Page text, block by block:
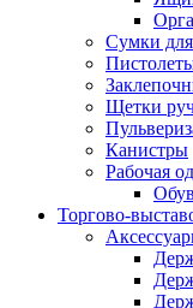
Сумки
Щетки
Канистры
Рабочая
Торгово-